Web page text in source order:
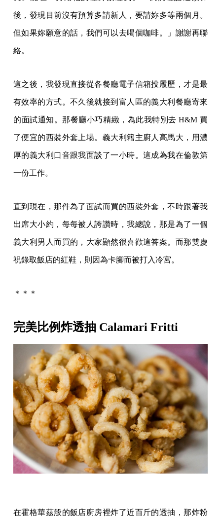
後，發現目前沒有預算多請新人，要請妳多等兩個月。
但如果妳願意的話，我們可以去喝個咖啡。」謝謝再聯
絡。
這之後，我發現直接從各餐廳電子信箱投履歷，才是最
有效率的方式。不久後就接到富人區的義大利餐廳寄來
的面試通知。那餐廳小巧精緻，為此我特別去 H&M 買
了便宜的西裝外套上場。義大利籍主廚人高馬大，用濃
厚的義大利口音跟我面談了一小時。這成為我在倫敦第
一份工作。
直到現在，那件為了面試而買的西裝外套，不時跟著我
出席大小約，每每被人誇讚時，我總說，那是為了一個
義大利男人而買的，大家顯然很喜歡這答案。而那雙慶
祝錄取飯店的紅鞋，則因為卡腳而被打入冷宮。
＊＊＊
完美比例炸透抽 Calamari Fritti
在霍格華茲般的飯店廚房裡炸了近百斤的透抽，那炸粉